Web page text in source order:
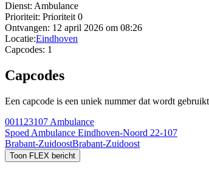
Dienst: Ambulance
Prioriteit: Prioriteit 0
Ontvangen: 12 april 2026 om 08:26
Locatie:Eindhoven
Capcodes: 1
Capcodes
Een capcode is een uniek nummer dat wordt
001123107 Ambulance
Spoed Ambulance Eindhoven-Noord 22-107
Brabant-ZuidoostBrabant-Zuidoost
Toon FLEX bericht